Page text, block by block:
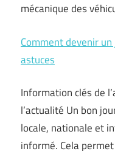
mécanique des
Comment devenir
astuces
Information clés de
l’actualité Un bon
locale, nationale et
informé. Cela